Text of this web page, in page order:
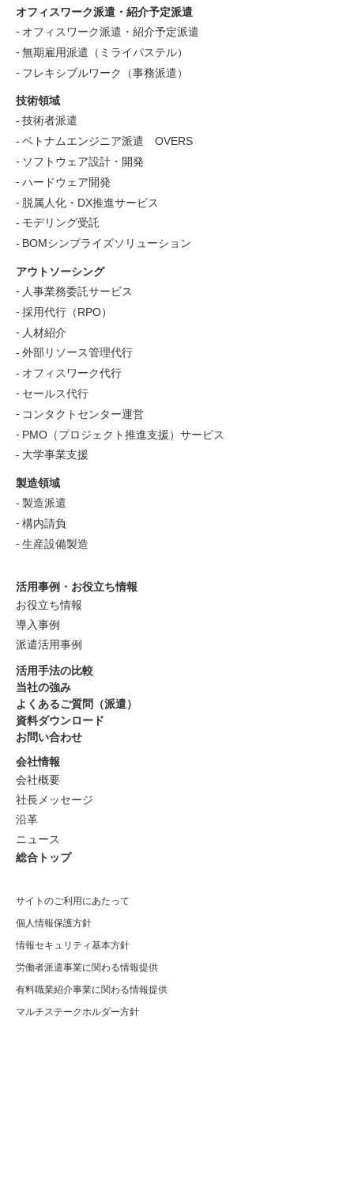
オフィスワーク派遣・紹介予定派遣
オフィスワーク派遣・紹介予定派遣
無期雇用派遣（ミライパステル）
フレキシブルワーク（事務派遣）
技術領域
技術者派遣
ベトナムエンジニア派遣 OVERS
ソフトウェア設計・開発
ハードウェア開発
脱属人化・DX推進サービス
モデリング受託
BOMシンプライズソリューション
アウトソーシング
人事業務委託サービス
採用代行（RPO）
人材紹介
外部リソース管理代行
オフィスワーク代行
セールス代行
コンタクトセンター運営
PMO（プロジェクト推進支援）サービス
大学事業支援
製造領域
製造派遣
構内請負
生産設備製造
活用事例・お役立ち情報
お役立ち情報
導入事例
派遣活用事例
活用手法の比較
当社の強み
よくあるご質問（派遣）
資料ダウンロード
お問い合わせ
会社情報
会社概要
社長メッセージ
沿革
ニュース
総合トップ
サイトのご利用にあたって
個人情報保護方針
情報セキュリティ基本方針
労働者派遣事業に関わる情報提供
有料職業紹介事業に関わる情報提供
マルチステークホルダー方針